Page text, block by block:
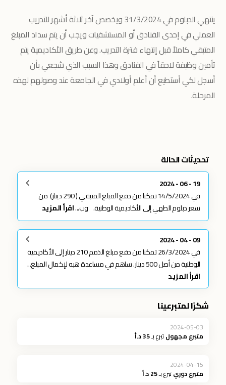
ينتهي الدبلوم في 31/3/2024 ويخصص آخر ثلاثة أشهر للتدريب
العملي في إحدى الفنادق أو المستشفيات ويجب أن يتم سداد المبلغ
المتبقي كاملاً قبل إنتهاء فترة التدريب. وعن طريق الأكاديمية يتم
تأمين وظيفة لاحقاً في الفنادق وهذا السبب الذي شجعي بأن
أسجل لكي أستطيع أن أعلم أولادي في الجامعة عند وصولهم لهذه
المرحلة.
تحديثات الحالة
19 - 06 - 2024
في 14/5/2024 تمكنا من دفع المبلغ المتبقي ( 290 دينار) من
سعر دبلوم الطهي إلى الأكاديمية الوطنية. وب...اقرأ المزيد
09 - 04 - 2024
في 26/3/2024 تمكنا من دفع مبلغ الذمم 210 دينار إلى الأكاديمية
الوطنية من أصل 500 دينار. ساهم في مساعدة هبه لإكمال المبلغ...
اقرأ المزيد
شكرًا لمتبرعينا
2024-05-03
متبرع مجهولتبرع بـ35 د.أ
2024-04-15
متبرع دوريتبرع بـ25 د.أ